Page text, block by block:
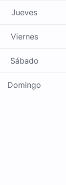
Jueves
Viernes
Sábado
Domingo